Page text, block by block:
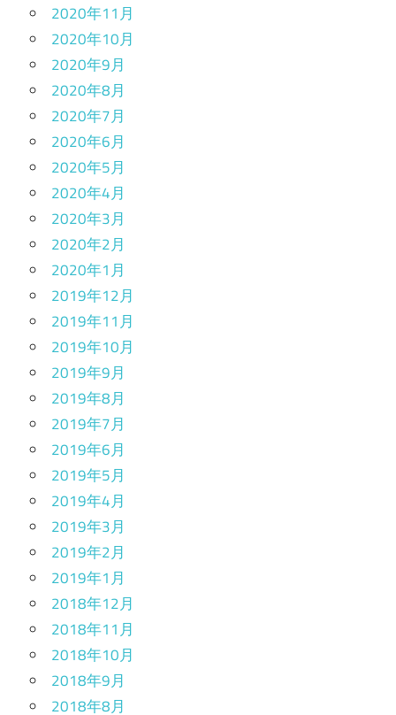
2020年11月
2020年10月
2020年9月
2020年8月
2020年7月
2020年6月
2020年5月
2020年4月
2020年3月
2020年2月
2020年1月
2019年12月
2019年11月
2019年10月
2019年9月
2019年8月
2019年7月
2019年6月
2019年5月
2019年4月
2019年3月
2019年2月
2019年1月
2018年12月
2018年11月
2018年10月
2018年9月
2018年8月